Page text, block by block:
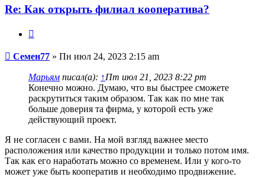
Re: Как открыть филиал кооператива?
Сообщение
Семен77 » Пн июл 24, 2023 2:15 am
Марьям писал(а): ↑Пт июл 21, 2023 8:22 pm
Конечно можно. Думаю, что вы быстрее сможете
раскрутиться таким образом. Так как по мне так
больше доверия та фирма, у которой есть уже
действующий проект.
Я не согласен с вами. На мой взгляд важнее место
расположения или качество продукции и только потом имя.
Так как его наработать можно со временем. Или у кого-то
может уже быть кооператив и необходимо продвижение.